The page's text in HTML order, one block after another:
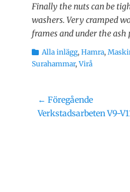
Finally the nuts can be
washers. Very cramped
frames and under the ash
Kategorier
Alla inlägg, Hamra,
Surahammar,Virå
← Föregående
Föregående
Verkstadsarbeten V9-